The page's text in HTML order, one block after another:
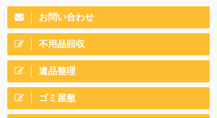
お問い合わせ
不用品回収
遺品整理
ゴミ屋敷